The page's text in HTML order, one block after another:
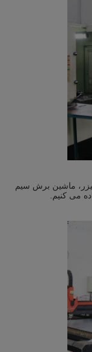
ماشین برش سیم